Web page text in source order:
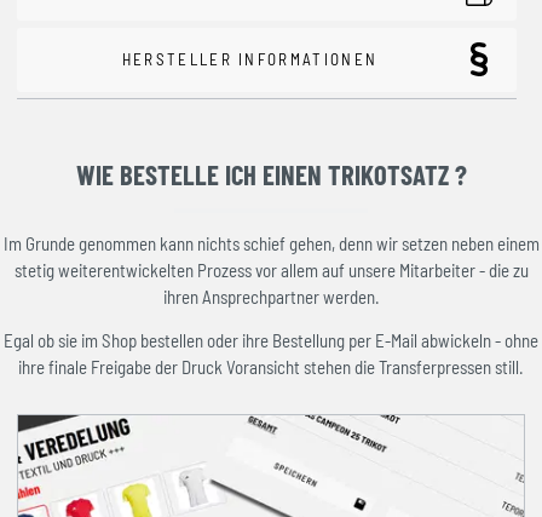
HERSTELLER INFORMATIONEN
WIE BESTELLE ICH EINEN TRIKOTSATZ ?
Im Grunde genommen kann nichts schief gehen, denn wir setzen neben einem
stetig weiterentwickelten Prozess vor allem auf unsere Mitarbeiter - die zu
ihren Ansprechpartner werden.
Egal ob sie im Shop bestellen oder ihre Bestellung per E-Mail abwickeln - ohne
ihre finale Freigabe der Druck Voransicht stehen die Transferpressen still.